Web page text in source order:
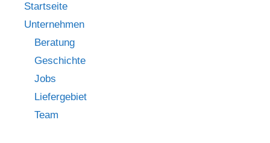
Startseite
Unternehmen
Beratung
Geschichte
Jobs
Liefergebiet
Team